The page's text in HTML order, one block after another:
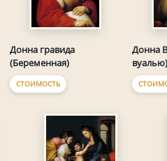
Донна гравида
(Беременная)
СТОИМОСТЬ
Донна
вуалью)